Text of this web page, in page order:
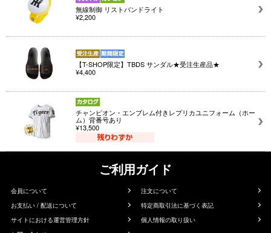
無線制御 リストバンドライト
¥2,200
【T-SHOP限定】TBDS サンダル★受注生産品★
¥4,400
チャンピオン・エンブレム付きレプリカユニフォーム（ホー
ム）背番号あり
¥13,500
ご利用ガイド
会員について
注文について
お支払い / 配送について
特定商取引法に基づく表記
サイトにおける運営管理方針
個人情報の取り扱い